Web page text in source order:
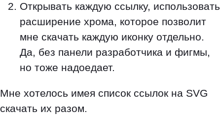
Открывать каждую ссылку, использовать
расширение хрома, которое позволит
мне скачать каждую иконку отдельно.
Да, без панели разработчика и фигмы,
но тоже надоедает.
Мне хотелось имея список ссылок на SVG
скачать их разом.